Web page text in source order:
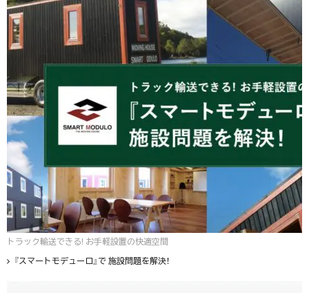
トラック輸送できる! お手軽設置の快適空間
『スマートモデューロ』で 施設問題を解決！